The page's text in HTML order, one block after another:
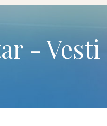
- Vesti